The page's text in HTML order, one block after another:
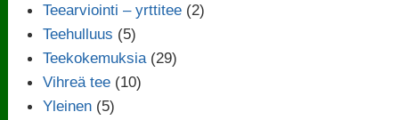
Teearviointi – yrttitee (2)
Teehulluus (5)
Teekokemuksia(29)
Vihreä tee (10)
Yleinen (5)